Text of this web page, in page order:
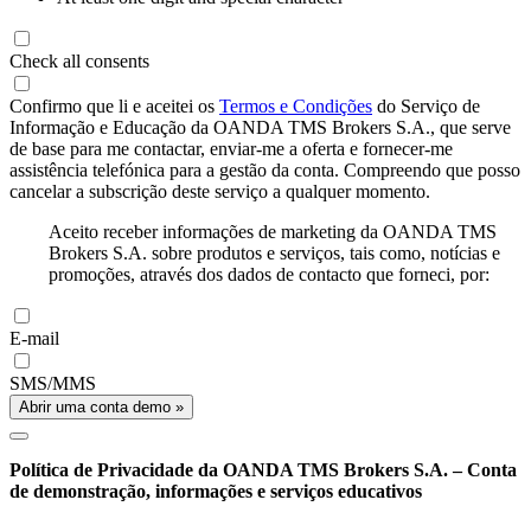
Check all consents
Confirmo que li e aceitei os Termos e Condições do Serviço de
Informação e Educação da OANDA TMS Brokers S.A., que serve
de base para me contactar, enviar-me a oferta e fornecer-me
assistência telefónica para a gestão da conta. Compreendo que posso
cancelar a subscrição deste serviço a qualquer momento.
Aceito receber informações de marketing da OANDA TMS
Brokers S.A. sobre produtos e serviços, tais como, notícias e
promoções, através dos dados de contacto que forneci, por:
E-mail
SMS/MMS
Abrir uma conta demo »
Política de Privacidade da OANDA TMS Brokers S.A. – Conta
de demonstração, informações e serviços educativos